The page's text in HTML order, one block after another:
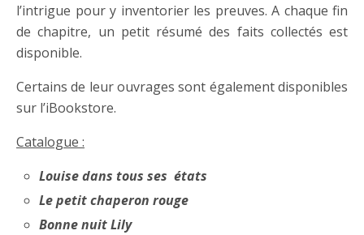
l’intrigue pour y inventorier les preuves. A chaque fin
de chapitre, un petit résumé des faits collectés est
disponible.
Certains de leur ouvrages sont également disponibles
sur l’iBookstore.
Catalogue :
Louise dans tous ses états
Le petit chaperon rouge
Bonne nuit Lily